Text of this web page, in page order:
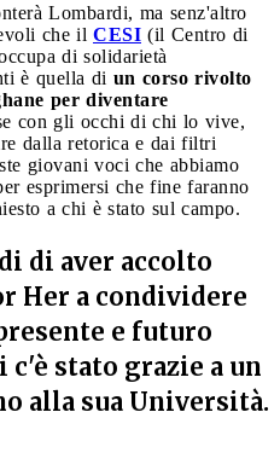
Lombardi, ma senz'altro
che il CESI (il Centro di
di solidarietà
è quella di un corso rivolto
per diventare
con gli occhi di chi lo vive,
dalla retorica e dai filtri
giovani voci che abbiamo
esprimersi che fine faranno
a chi è stato sul campo.
di aver accolto
Her a condividere
e futuro
stato grazie a un
alla sua Università.